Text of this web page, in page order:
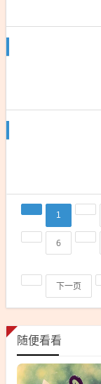
1
6
下一页
随便看看